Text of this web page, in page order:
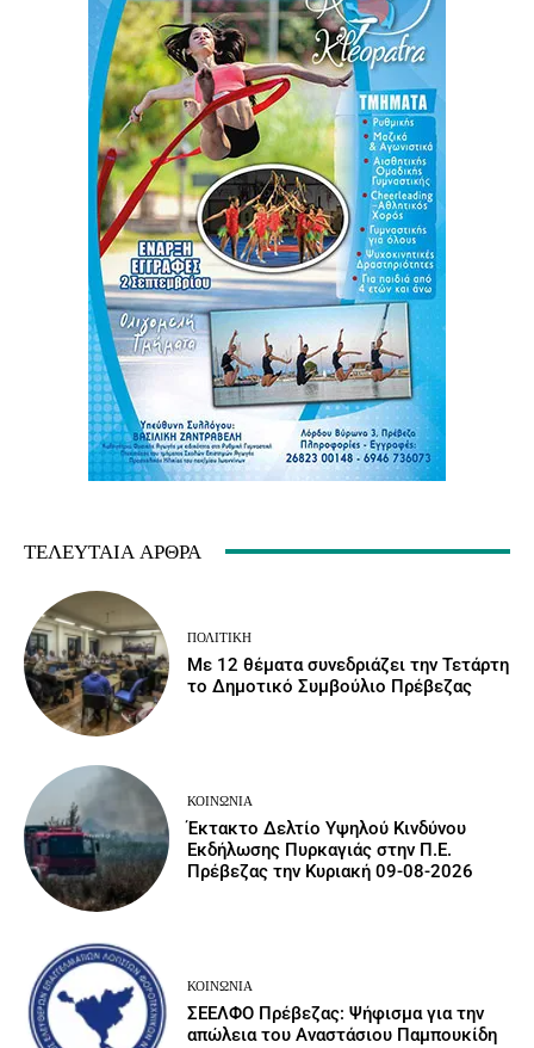
ΤΕΛΕΥΤΑΊΑ ΆΡΘΡΑ
ΠΟΛΙΤΙΚΉ
Με 12 θέματα συνεδριάζει την Τετάρτη
το Δημοτικό Συμβούλιο Πρέβεζας
ΚΟΙΝΩΝΙΑ
Έκτακτο Δελτίο Υψηλού Κινδύνου
Εκδήλωσης Πυρκαγιάς στην Π.Ε.
Πρέβεζας την Κυριακή 09-08-2026
ΚΟΙΝΩΝΙΑ
ΣΕΕΛΦΟ Πρέβεζας: Ψήφισμα για την
απώλεια του Αναστάσιου Παμπουκίδη